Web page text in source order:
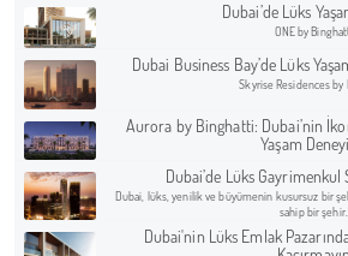
Dubai’de Lüks
ONE by
Dubai Business Bay’de Lüks
Skyrise Residences by
Aurora by Binghatti: Dubai’nin
Yaşam
Dubai’de Lüks
Dubai, lüks, yenilik ve büyümenin kusursuz bir
sahip bir şehir.
Dubai'nin Lüks Emlak